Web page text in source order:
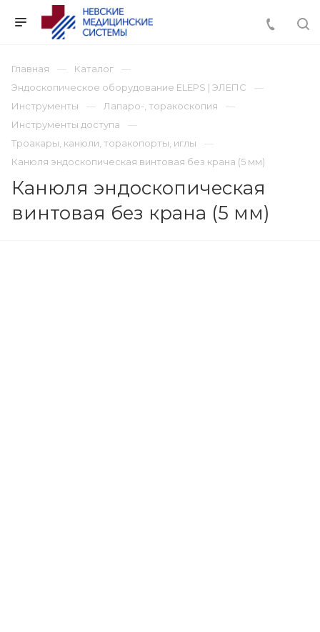
Главная
Каталог
Эндоскопическое оборудование ELEPS | ЭЛЕПС
Инструменты
Лапаро-, торакоскопия
Инструменты доступа
Троакары, канюли, торакопорты, иглы
Канюля эндоскопическая винтовая без крана (5 мм)
Канюля эндоскопическая
винтовая без крана (5 мм)